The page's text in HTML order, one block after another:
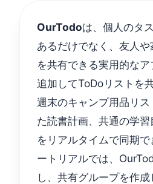
OurTodoは、個人のタ
あるだけでなく、友人
を共有できる実用的な
追加してToDoリストを
週末のキャンプ用品リ
た読書計画、共通の学
をリアルタイムで同期で
ートリアルでは、
し、共有グループを作